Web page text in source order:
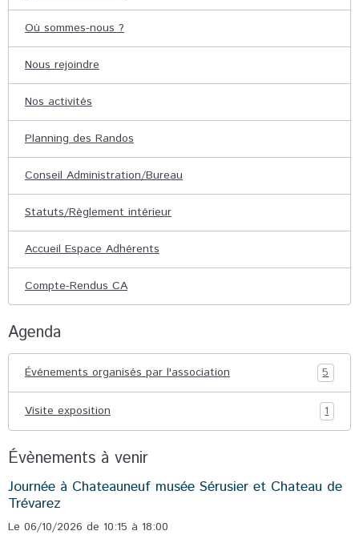
Où sommes-nous ?
Nous rejoindre
Nos activités
Planning des Randos
Conseil Administration/Bureau
Statuts/Règlement intérieur
Accueil Espace Adhérents
Compte-Rendus CA
Agenda
Événements organisés par l'association 5
Visite exposition 1
Évènements à venir
Journée à Chateauneuf musée Sérusier et Chateau de
Trévarez
Le 06/10/2026 de 10:15 à 18:00